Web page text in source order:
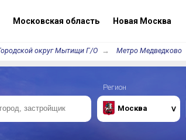
Московская область Новая Москва
округ Мытищи Г/О Метро Медведково
Регион
Москва